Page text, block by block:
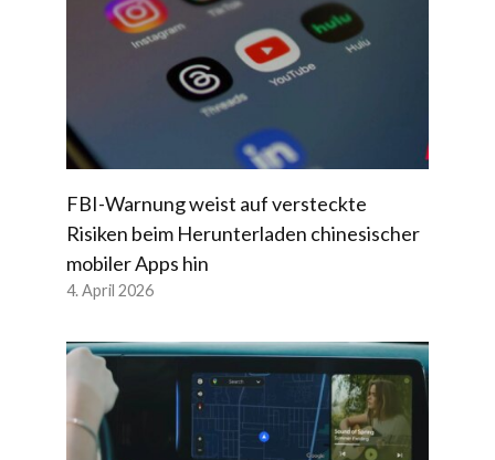
FBI-Warnung weist auf versteckte
Risiken beim Herunterladen chinesischer
mobiler Apps hin
4. April 2026